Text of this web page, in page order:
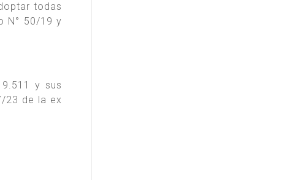
todas
N° 50/19 y
y sus
23 de la ex